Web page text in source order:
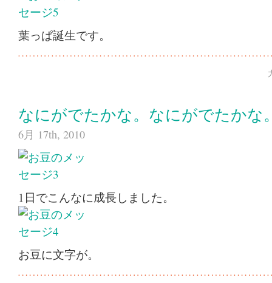
葉っぱ誕生です。
なにがでたかな。なにがでたかな
6月 17th, 2010
1日でこんなに成長しました。
お豆に文字が。